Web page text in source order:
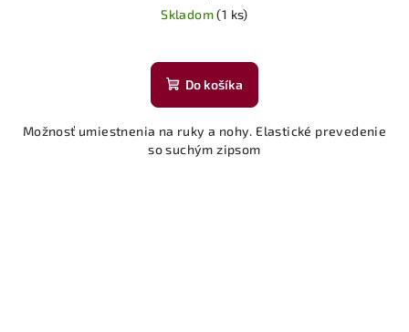
Skladom(1 ks)
Do košíka
Možnosť umiestnenia na ruky a nohy. Elastické prevedenie
so suchým zipsom